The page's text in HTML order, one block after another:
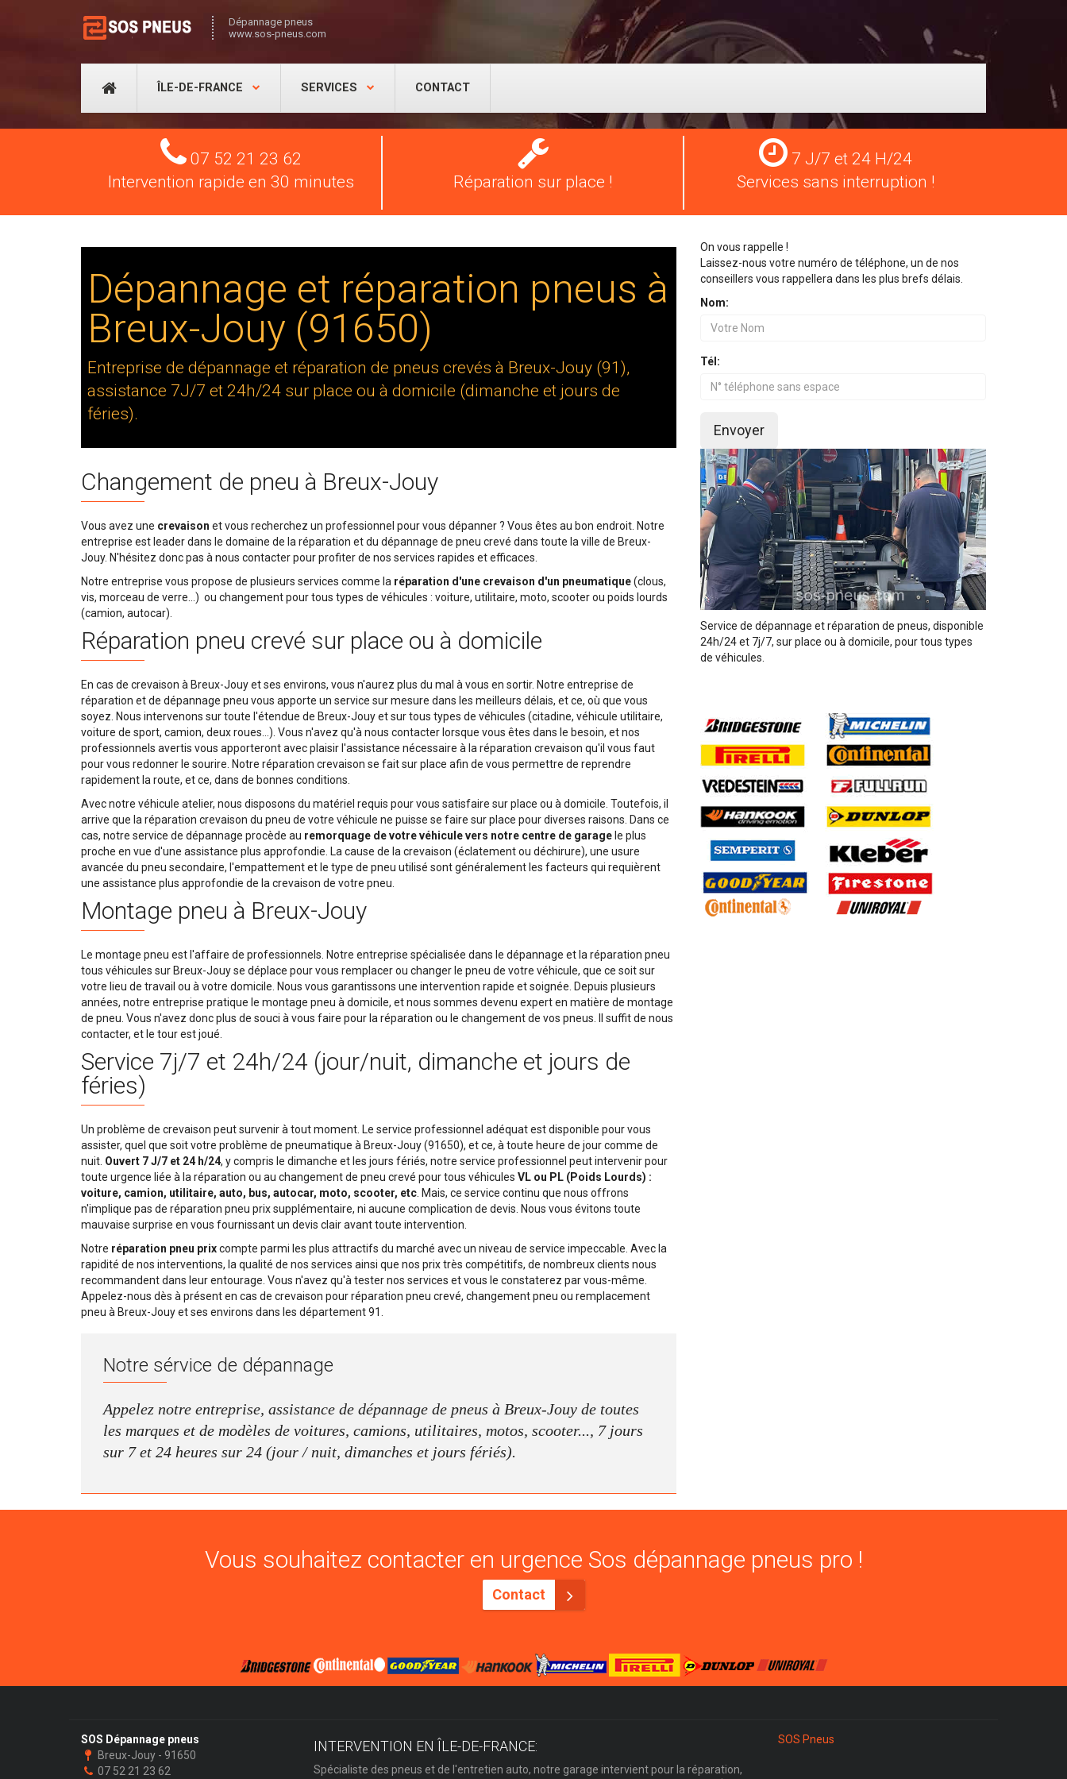
Dépannage pneus
www.sos-pneus.com
ÎLE-DE-FRANCE SERVICES CONTACT
Tel
07 52 21 23 62
Intervention rapide en 30 minutes
Réparation
pneus
Réparation sur place !
Services
24
H/24
7 J/7 et 24 H/24
Services sans interruption !
Dépannage et réparation pneus à
Breux-Jouy (91650)
Entreprise de dépannage et réparation de pneus crevés à Breux-Jouy (91),
assistance 7J/7 et 24h/24 sur place ou à domicile (dimanche et jours de
féries).
Changement de pneu à Breux-Jouy
Vous avez une crevaison et vous recherchez un professionnel pour vous dépanner ? Vous êtes au bon endroit. Notre
entreprise est leader dans le domaine de la réparation et du dépannage de pneu crevé dans toute la ville de Breux-
Jouy. N'hésitez donc pas à nous contacter pour profiter de nos services rapides et efficaces.
Notre entreprise vous propose de plusieurs services comme la réparation d'une crevaison d'un pneumatique(clous,
vis, morceau de verre...) ou changement pour tous types de véhicules : voiture, utilitaire, moto, scooter ou poids lourds
(camion, autocar).
Réparation pneu crevé sur place ou à domicile
En cas de crevaison à Breux-Jouy et ses environs, vous n'aurez plus du mal à vous en sortir. Notre entreprise de
réparation et de dépannage pneu vous apporte un service sur mesure dans les meilleurs délais, et ce, où que vous
soyez. Nous intervenons sur toute l'étendue de Breux-Jouy et sur tous types de véhicules (citadine, véhicule utilitaire,
voiture de sport, camion, deux roues…). Vous n'avez qu'à nous contacter lorsque vous êtes dans le besoin, et nos
professionnels avertis vous apporteront avec plaisir l'assistance nécessaire à la réparation crevaison qu'il vous faut
pour vous redonner le sourire. Notre réparation crevaison se fait sur place afin de vous permettre de reprendre
rapidement la route, et ce, dans de bonnes conditions.
Avec notre véhicule atelier, nous disposons du matériel requis pour vous satisfaire sur place ou à domicile. Toutefois, il
arrive que la réparation crevaison du pneu de votre véhicule ne puisse se faire sur place pour diverses raisons. Dans ce
cas, notre service de dépannage procède au remorquage de votre véhicule vers notre centre de garage le plus
proche en vue d'une assistance plus approfondie. La cause de la crevaison (éclatement ou déchirure), une usure
avancée du pneu secondaire, l'empattement et le type de pneu utilisé sont généralement les facteurs qui requièrent
une assistance plus approfondie de la crevaison de votre pneu.
Montage pneu à Breux-Jouy
Le montage pneu est l'affaire de professionnels. Notre entreprise spécialisée dans le dépannage et la réparation pneu
tous véhicules sur Breux-Jouy se déplace pour vous remplacer ou changer le pneu de votre véhicule, que ce soit sur
votre lieu de travail ou à votre domicile. Nous vous garantissons une intervention rapide et soignée. Depuis plusieurs
années, notre entreprise pratique le montage pneu à domicile, et nous sommes devenu expert en matière de montage
de pneu. Vous n'avez donc plus de souci à vous faire pour la réparation ou le changement de vos pneus. Il suffit de nous
contacter, et le tour est joué.
Service 7j/7 et 24h/24 (jour/nuit, dimanche et jours de
féries)
Un problème de crevaison peut survenir à tout moment. Le service professionnel adéquat est disponible pour vous
assister, quel que soit votre problème de pneumatique à Breux-Jouy (91650), et ce, à toute heure de jour comme de
nuit. Ouvert 7 J/7 et 24 h/24, y compris le dimanche et les jours fériés, notre service professionnel peut intervenir pour
toute urgence liée à la réparation ou au changement de pneu crevé pour tous véhicules VL ou PL (Poids Lourds) :
voiture, camion, utilitaire, auto, bus, autocar, moto, scooter, etc . Mais, ce service continu que nous offrons
n'implique pas de réparation pneu prix supplémentaire, ni aucune complication de devis. Nous vous évitons toute
mauvaise surprise en vous fournissant un devis clair avant toute intervention.
Notre réparation pneu prixcompte parmi les plus attractifs du marché avec un niveau de service impeccable. Avec la
rapidité de nos interventions, la qualité de nos services ainsi que nos prix très compétitifs, de nombreux clients nous
recommandent dans leur entourage. Vous n'avez qu'à tester nos services et vous le constaterez par vous-même.
Appelez-nous dès à présent en cas de crevaison pour réparation pneu crevé, changement pneu ou remplacement
pneu à Breux-Jouy et ses environs dans les département 91.
Notre sérvice de dépannage
Appelez notre entreprise, assistance de dépannage de pneus à Breux-Jouy de toutes
les marques et de modèles de voitures, camions, utilitaires, motos, scooter..., 7 jours
sur 7 et 24 heures sur 24 (jour / nuit, dimanches et jours fériés).
On vous rappelle !
Laissez-nous votre numéro de téléphone, un de nos
conseillers vous rappellera dans les plus brefs délais.
Nom:
Tél:
Envoyer
Service de dépannage et réparation de pneus, disponible
24h/24 et 7j/7, sur place ou à domicile, pour tous types
de véhicules.
Vous souhaitez contacter en urgence Sos dépannage pneus pro !
Contact
SOS Dépannage pneus
Breux-Jouy - 91650
07 52 21 23 62
INTERVENTION EN ÎLE-DE-FRANCE:
Spécialiste des pneus et de l'entretien auto, notre garage intervient pour la réparation,
SOS Pneus